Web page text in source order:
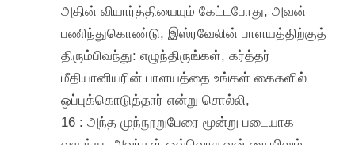
அதின் வியார்த்தியையும் கேட்டபோது, அவன்
பணிந்துகொண்டு, இஸ்ரவேலின் பாளயத்திற்குத்
திரும்பிவந்து: எழுந்திருங்கள், கர்த்தர்
மீதியானியரின் பாளயத்தை உங்கள் கைகளில்
ஒப்புக்கொடுத்தார் என்று சொல்லி,
16 : அந்த முந்நூறுபேரை மூன்று படையாக